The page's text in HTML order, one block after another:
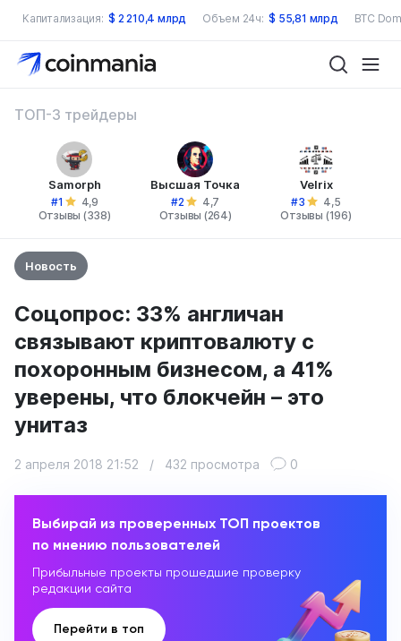
Капитализация: $ 2 210,4 млрд Объем 24ч: $ 55,81 млрд BTC
ТОП-3 трейдеры
Samorph
#1
4,9
Отзывы (338)
Высшая Точка
#2
4,7
Отзывы (264)
Velrix
#3
4,5
Отзывы (196)
Новость
Соцопрос: 33% англичан
связывают криптовалюту с
похоронным бизнесом, а 41%
уверены, что блокчейн – это
унитаз
2 апреля 2018 21:52 / 432 просмотра 0
Выбирай из проверенных ТОП проектов
по мнению пользователей
Прибыльные проекты прошедшие проверку
редакции сайта
Перейти в топ